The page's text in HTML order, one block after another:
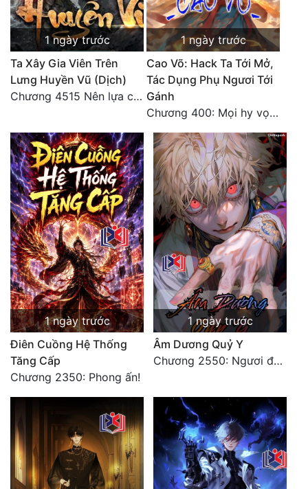
1 ngày trước
Ta Xây Gia Viên Trên
Lưng Huyền Vũ (Dịch)
Chương 4515 Nên lựa chọn như thế nào?
1 ngày trước
Cao Võ: Hack Ta Tới Mở,
Tác Dụng Phụ Ngươi Tới
Gánh
Chương 400: Mọi hy vọng đặt trên Tô Mặc!
1 ngày trước
Điên Cuồng Hệ Thống
Tăng Cấp
Chương 2350: Phong ấn!
1 ngày trước
Âm Dương Quỷ Y
Chương 2550: Ngươi đoán xem